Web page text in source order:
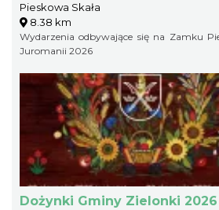
Pieskowa Skała
8.38 km
Wydarzenia odbywające się na Zamku
Juromanii 2026
Dożynki Gminy Zielonki